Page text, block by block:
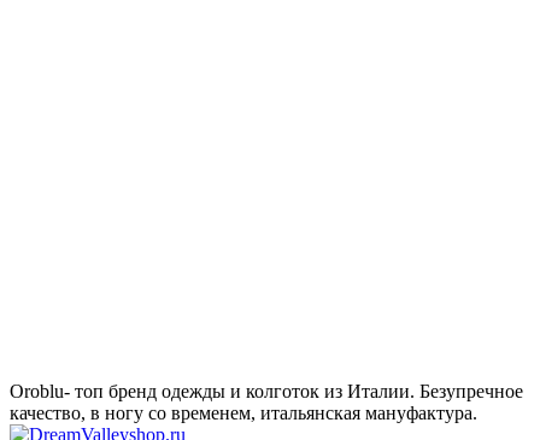
Oroblu- топ бренд одежды и колготок из Италии. Безупречное
качество, в ногу со временем, итальянская мануфактура.